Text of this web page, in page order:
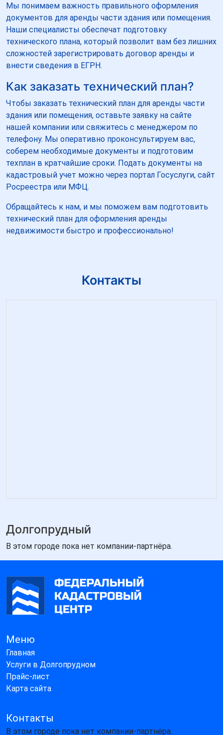
Мы понимаем важность правильного оформления
документов для аренды части здания или помещения.
Наши специалисты обеспечат подготовку
технического плана, который позволит вам без лишних
сложностей зарегистрировать договор аренды и
внести сведения в ЕГРН.
Как заказать технический план?
Чтобы заказать технический план для аренды части
здания или помещения, оставьте заявку на сайте
нашей компании или свяжитесь с менеджером по
телефону. Мы оперативно проконсультируем вас,
соберем необходимые документы и подготовим
техплан в кратчайшие сроки. Подать документы на
кадастровый учет можно через портал Госуслуги, сайт
Росреестра или МФЦ.
Обращайтесь к нам, и мы поможем вам подготовить
технический план для оформления аренды
недвижимости быстро и профессионально!
Контакты
Долгопрудный
В этом городе пока нет компании-партнёра.
Меню
Главная
Услуги в Долгопрудном
Прайс-лист
Карта сайта
Контакты
В этом городе пока нет компании-партнёра.